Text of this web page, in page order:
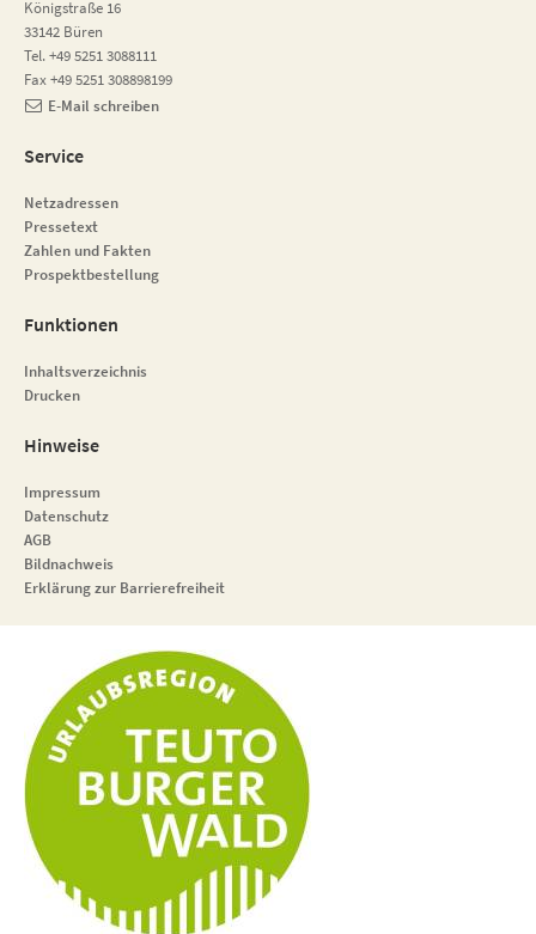
Königstraße 16
33142 Büren
Tel. +49 5251 3088111
Fax +49 5251 308898199
E-Mail schreiben
Service
Netzadressen
Pressetext
Zahlen und Fakten
Prospektbestellung
Funktionen
Inhaltsverzeichnis
Drucken
Hinweise
Impressum
Datenschutz
AGB
Bildnachweis
Erklärung zur Barrierefreiheit